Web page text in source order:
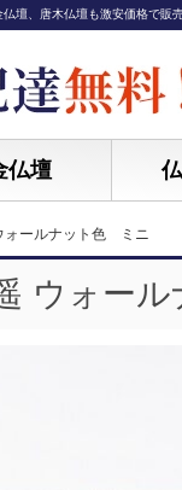
壇、唐木仏壇も激安価格で販
仏壇
ォールナット色 ミニ
ウォー